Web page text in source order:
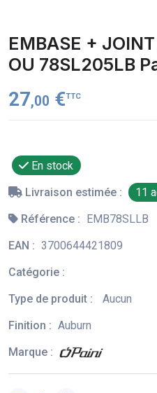
EMBASE +
OU 78SL205LB
27,00 €TTC
En stock
Livraison estimée :
11
Référence : EMB78SLLB
EAN : 3700644421809
Catégorie :
Type de produit :
Aucun
Finition : Auburn
Marque :